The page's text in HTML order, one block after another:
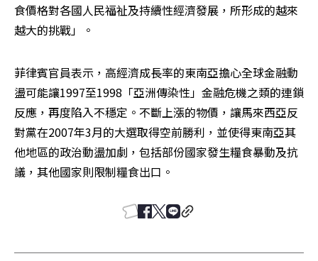
食價格對各國人民福祉及持續性經濟發展，所形成的越來
越大的挑戰」。
菲律賓官員表示，高經濟成長率的東南亞擔心全球金融動
盪可能讓1997至1998「亞洲傳染性」金融危機之類的連鎖
反應，再度陷入不穩定。不斷上漲的物價，讓馬來西亞反
對黨在2007年3月的大選取得空前勝利，並使得東南亞其
他地區的政治動盪加劇，包括部份國家發生糧食暴動及抗
議，其他國家則限制糧食出口。